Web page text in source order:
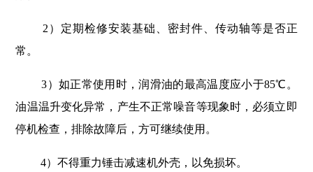
2）定期检修安装基础、密封件、传动轴等是否正
常。
3）如正常使用时，润滑油的最高温度应小于85℃。
油温温升变化异常，产生不正常噪音等现象时，必须立即
停机检查，排除故障后，方可继续使用。
4）不得重力锤击减速机外壳，以免损坏。